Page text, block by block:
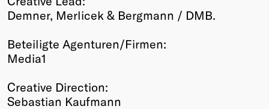
Demner, Merlicek & Bergmann / DMB.
Beteiligte Agenturen/Firmen:
Media1
Creative Direction:
Sebastian Kaufmann